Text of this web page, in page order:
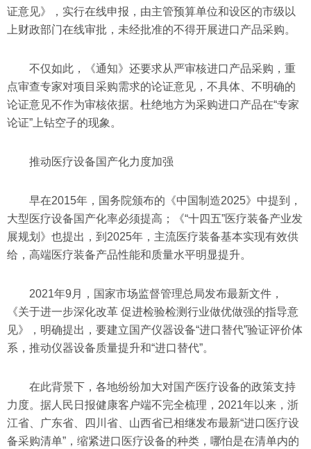
证意见》，实行在线申报，由主管预算单位和设区的市级以
上财政部门在线审批，未经批准的不得开展进口产品采购。
不仅如此，《通知》还要求从严审核进口产品采购，重
点审查专家对项目采购需求的论证意见，不具体、不明确的
论证意见不作为审核依据。杜绝地方为采购进口产品在“专家
论证”上钻空子的现象。
推动医疗设备国产化力度加强
早在2015年，国务院颁布的《中国制造2025》中提到，
大型医疗设备国产化率必须提高；《“十四五”医疗装备产业发
展规划》也提出，到2025年，主流医疗装备基本实现有效供
给，高端医疗装备产品性能和质量水平明显提升。
2021年9月，国家市场监督管理总局发布最新文件，
《关于进一步深化改革 促进检验检测行业做优做强的指导意
见》，明确提出，要建立国产仪器设备“进口替代”验证评价体
系，推动仪器设备质量提升和“进口替代”。
在此背景下，各地纷纷加大对国产医疗设备的政策支持
力度。据人民日报健康客户端不完全梳理，2021年以来，浙
江省、广东省、四川省、山西省已相继发布最新“进口医疗设
备采购清单”，缩紧进口医疗设备的种类，哪怕是在清单内的